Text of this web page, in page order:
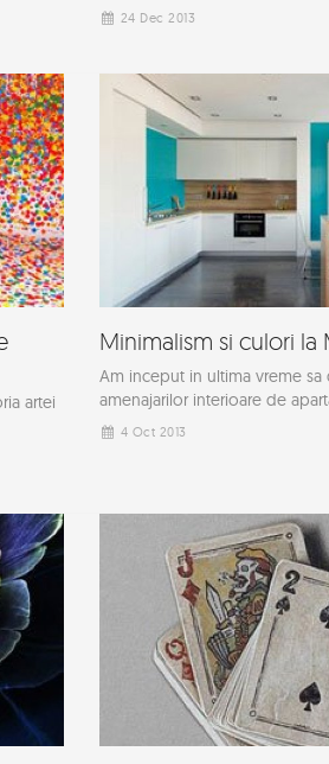
24 Dec 2013
artei
Minimalism si culori la
Am inceput in ultima vreme
amenajarilor interioare de
4 Oct 2013